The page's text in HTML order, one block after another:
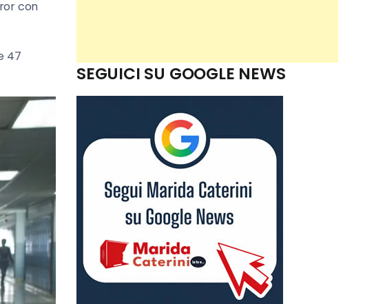
con
47
SEGUICI SU GOOGLE NEWS